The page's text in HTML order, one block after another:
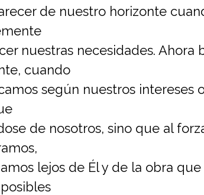
de nuestro horizonte
nuestras necesidades.
cuando
según nuestros intereses
de nosotros, sino que al
lejos de Él y de la obra